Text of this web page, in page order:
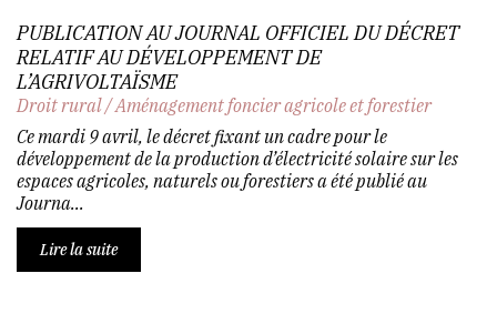
PUBLICATION AU JOURNAL OFFICIEL DU DÉCRET
RELATIF AU DÉVELOPPEMENT DE
L’AGRIVOLTAÏSME
Droit rural/Aménagement foncier agricole et forestier
Ce mardi 9 avril, le décret fixant un cadre pour le
développement de la production d’électricité solaire sur les
espaces agricoles, naturels ou forestiers a été publié au
Journa...
Lire la suite